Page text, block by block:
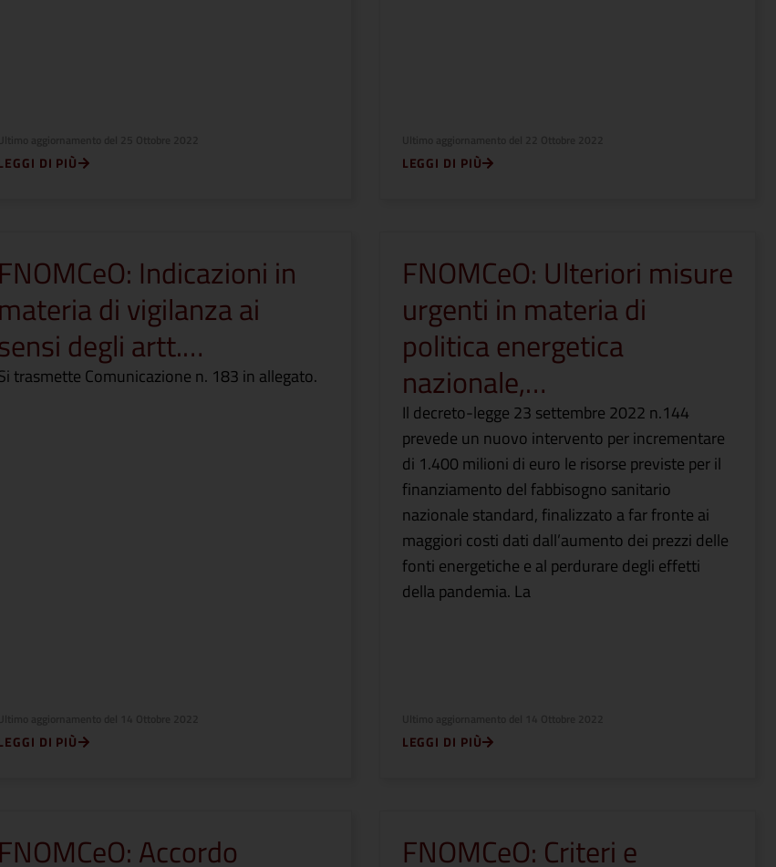
DI PIÙ LEGGI DI PIÙ
FNOMCeO: Indicazioni in
materia di vigilanza ai
degli artt.…
trasmette Comunicazione n. 183 in allegato.
DI PIÙ
FNOMCeO: Ulteriori misure
urgenti in materia di
politica energetica
nazionale,…
Il decreto-legge 23 settembre 2022 n.144
prevede un nuovo intervento per incrementare
di 1.400 milioni di euro le risorse previste per il
finanziamento del fabbisogno sanitario
nazionale standard, finalizzato a far fronte ai
maggiori costi dati dall’aumento dei prezzi delle
fonti energetiche e al perdurare degli effetti
della pandemia. La
LEGGI DI PIÙ
FNOMCeO: Accordo
FNOMCeO: Criteri e